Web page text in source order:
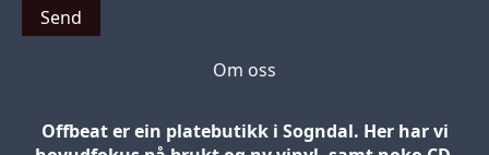
Send
Om oss
Offbeat er ein platebutikk i Sogndal. Her har vi